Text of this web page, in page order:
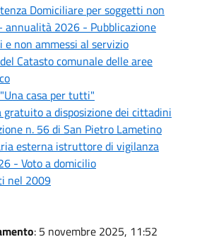
Domiciliare per soggetti non
2026 - Pubblicazione
e non ammessi al servizio
Catasto comunale delle aree
casa per tutti"
a disposizione dei cittadini
n. 56 di San Pietro Lametino
esterna istruttore di vigilanza
- Voto a domicilio
nel 2009
: 5 novembre 2025, 11:52